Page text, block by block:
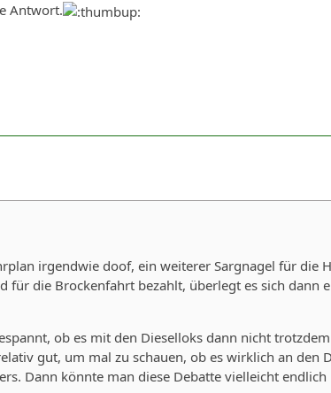
Antwort.
irgendwie doof, ein weiterer Sargnagel für die
für die Brockenfahrt bezahlt, überlegt es sich dann
ob es mit den Dieselloks dann nicht
gut, um mal zu schauen, ob es wirklich an
Dann könnte man diese Debatte vielleicht